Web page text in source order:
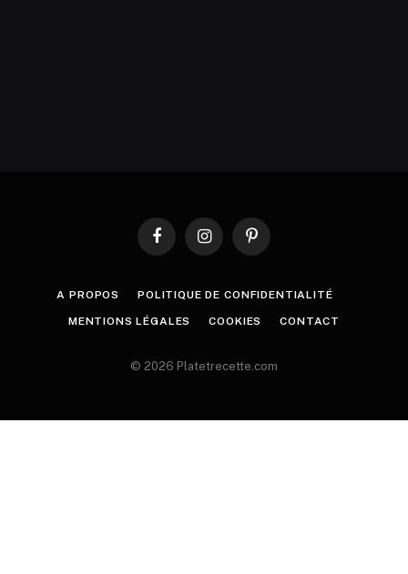
FacebookInstagramPinterest
A PROPOS POLITIQUE DE CONFIDENTIALITÉ
MENTIONS LÉGALES COOKIES CONTACT
© 2026 Platetrecette.com